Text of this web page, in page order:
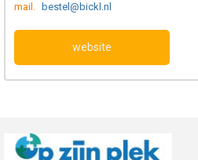
mail.
bestel@bickl.nl
website